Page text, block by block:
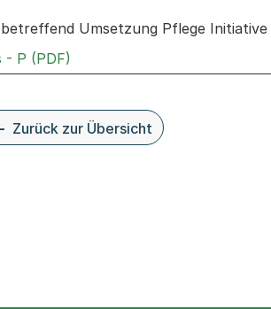
Umsetzung Pflege Initiative
- P (PDF)
Zurück zur Übersicht